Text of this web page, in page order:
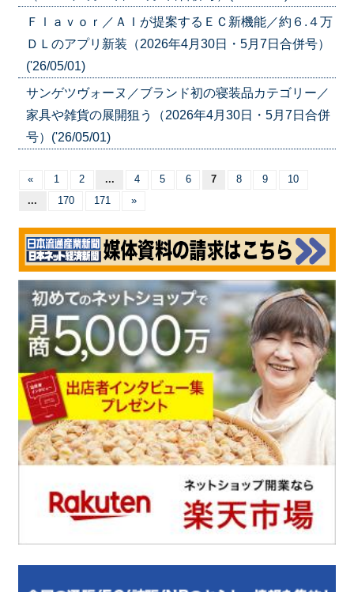
Ｆｌａｖｏｒ／ＡＩが提案するＥＣ新機能／約６.４万
ＤＬのアプリ新装（2026年4月30日・5月7日合併号）
('26/05/01)
サンゲツヴォーヌ／ブランド初の寝装品カテゴリー／
家具や雑貨の展開狙う（2026年4月30日・5月7日合併
号）('26/05/01)
« 1 2 ... 4 5 6 7 8 9
10
...
170 171 »